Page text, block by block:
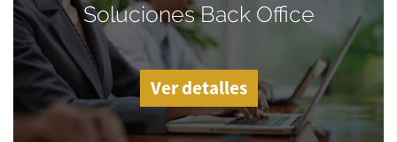
Soluciones Back Office
Ver detalles